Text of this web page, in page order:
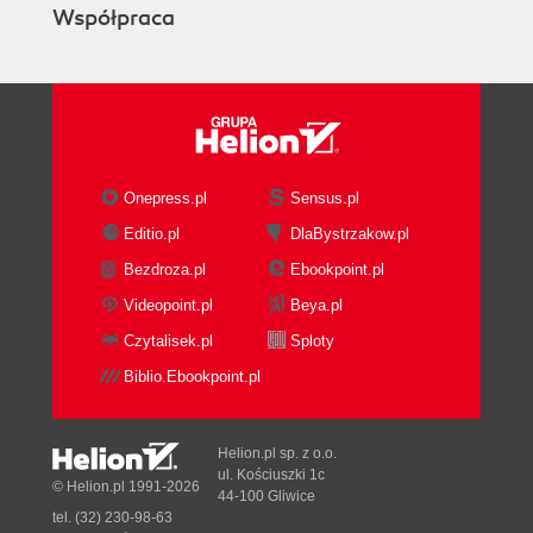
22. Marketing wysokobudżetowy i jego sekrety
handlowych i form organizacyjnych
przedsięwzięcia (279)
24. Wspólnicy. Czy powinieneś się dzielić swoim
pomysłem na milion dolarów? (287)
wymarzonego biznesu (295)
25. Gratulacje! (297)
Dodatki
Współpraca
Onepress.pl
Sensus.pl
Editio.pl
DlaBystrzakow.pl
Bezdroza.pl
Ebookpoint.pl
Videopoint.pl
Beya.pl
Czytalisek.pl
Sploty
Biblio.Ebookpoint.pl
© Helion.pl 1991-2026
Helion.pl sp. z o.o.
ul. Kościuszki 1c
44-100 Gliwice
tel. (32) 230-98-63